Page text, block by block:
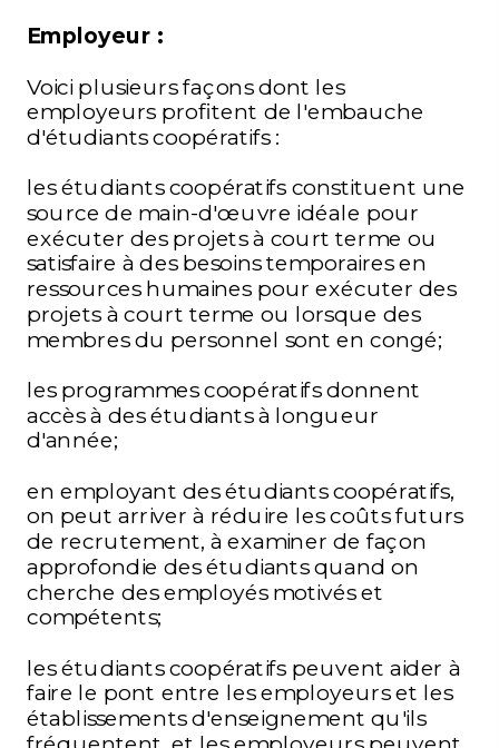
Employeur :
Voici plusieurs façons dont les
employeurs profitent de l'embauche
d'étudiants coopératifs :
les étudiants coopératifs constituent une
source de main-d'œuvre idéale pour
exécuter des projets à court terme ou
satisfaire à des besoins temporaires en
ressources humaines pour exécuter des
projets à court terme ou lorsque des
membres du personnel sont en congé;
les programmes coopératifs donnent
accès à des étudiants à longueur
d'année;
en employant des étudiants coopératifs,
on peut arriver à réduire les coûts futurs
de recrutement, à examiner de façon
approfondie des étudiants quand on
cherche des employés motivés et
compétents;
les étudiants coopératifs peuvent aider à
faire le pont entre les employeurs et les
établissements d'enseignement qu'ils